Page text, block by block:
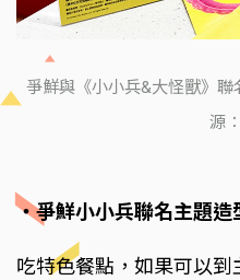
爭鮮與《小小兵&大怪獸》
源
‧爭鮮小小兵聯名主題造
吃特色餐點，如果可以